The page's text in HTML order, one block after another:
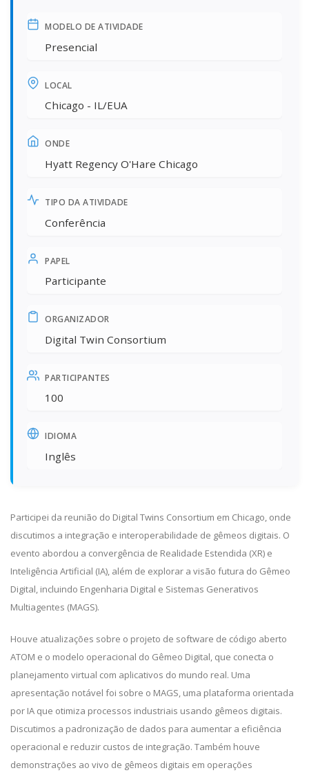
MODELO DE ATIVIDADE
Presencial
LOCAL
Chicago - IL/EUA
ONDE
Hyatt Regency O'Hare Chicago
TIPO DA ATIVIDADE
Conferência
PAPEL
Participante
ORGANIZADOR
Digital Twin Consortium
PARTICIPANTES
100
IDIOMA
Inglês
Participei da reunião do Digital Twins Consortium em Chicago, onde
discutimos a integração e interoperabilidade de gêmeos digitais. O
evento abordou a convergência de Realidade Estendida (XR) e
Inteligência Artificial (IA), além de explorar a visão futura do Gêmeo
Digital, incluindo Engenharia Digital e Sistemas Generativos
Multiagentes (MAGS).
Houve atualizações sobre o projeto de software de código aberto
ATOM e o modelo operacional do Gêmeo Digital, que conecta o
planejamento virtual com aplicativos do mundo real. Uma
apresentação notável foi sobre o MAGS, uma plataforma orientada
por IA que otimiza processos industriais usando gêmeos digitais.
Discutimos a padronização de dados para aumentar a eficiência
operacional e reduzir custos de integração. Também houve
demonstrações ao vivo de gêmeos digitais em operações